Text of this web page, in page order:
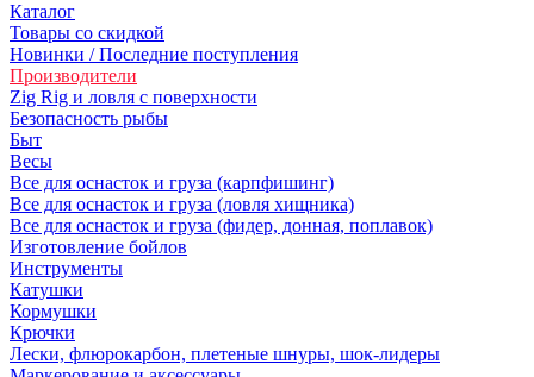
Каталог
Товары со скидкой
Новинки / Последние поступления
Производители
Zig Rig и ловля с поверхности
Безoпасность рыбы
Быт
Весы
Все для оснасток и груза (карпфишинг)
Все для оснасток и груза (ловля хищника)
Все для оснасток и груза (фидер, донная, поплавок)
Изготовление бойлов
Инструменты
Катушки
Кормушки
Крючки
Лески, флюрокарбон, плетеные шнуры, шок-лидеры